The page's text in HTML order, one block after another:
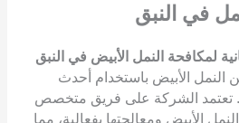
في النبق
لمكافحة النمل الأبيض في النبق
الأبيض باستخدام أحدث
تعتمد الشركة على فريق متخصص
الأبيض ومعالجتها بفعالية، مما